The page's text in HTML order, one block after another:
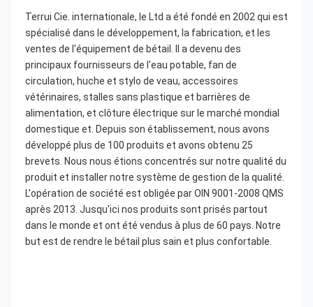
Terrui Cie. internationale, le Ltd a été fondé en 2002 qui est
spécialisé dans le développement, la fabrication, et les
ventes de l'équipement de bétail. Il a devenu des
principaux fournisseurs de l'eau potable, fan de
circulation, huche et stylo de veau, accessoires
vétérinaires, stalles sans plastique et barrières de
alimentation, et clôture électrique sur le marché mondial
domestique et. Depuis son établissement, nous avons
développé plus de 100 produits et avons obtenu 25
brevets. Nous nous étions concentrés sur notre qualité du
produit et installer notre système de gestion de la qualité.
L'opération de société est obligée par OIN 9001-2008 QMS
après 2013. Jusqu'ici nos produits sont prisés partout
dans le monde et ont été vendus à plus de 60 pays. Notre
but est de rendre le bétail plus sain et plus confortable.